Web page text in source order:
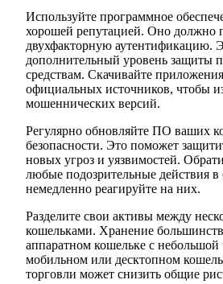
Используйте программное
хорошей репутацией. Оно должно
двухфакторную аутентификацию.
дополнительный уровень защиты
средствам. Скачивайте
официальных источников, чтобы
мошеннических версий.
Регулярно обновляйте ПО ваших
безопасности. Это поможет
новых угроз и уязвимостей.
любые подозрительные действия в
немедленно реагируйте на них.
Разделите свои активы между
кошельками. Хранение
аппаратном кошельке с небольшой
мобильном или десктопном
торговли может снизить общие